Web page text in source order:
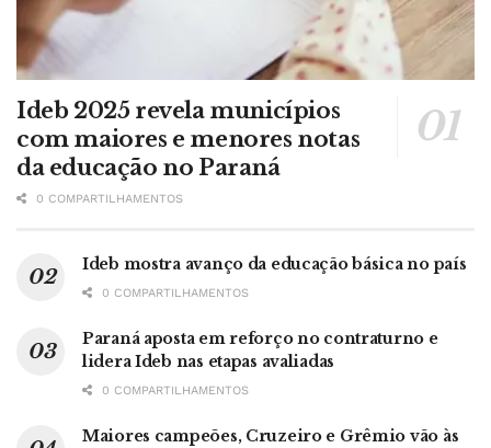
Ideb 2025 revela municípios
com maiores e menores notas
da educação no Paraná
0 COMPARTILHAMENTOS
Ideb mostra avanço da educação básica no país
0 COMPARTILHAMENTOS
Paraná aposta em reforço no contraturno e
lidera Ideb nas etapas avaliadas
0 COMPARTILHAMENTOS
Maiores campeões, Cruzeiro e Grêmio vão às